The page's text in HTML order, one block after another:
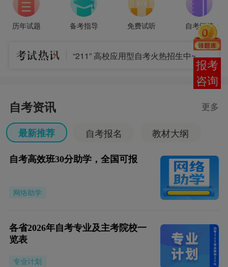
历年试题 备考指导 免费试听 自考问答
“211” 高校应用型自考火热招生中~
“211” 高校应用型自考火热招生中~
“211” 高校应用型自考火热招生中~
自考资讯 更多
最新推荐 自考报名
教材大纲
自考专业
考试安排
成绩查询
自考高效班30分助学，全国可报
网络助学
各省2026年自考专业及主考院校一
览表
专业计划
报考
咨询